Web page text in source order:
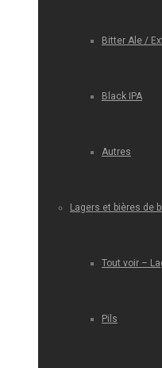
Bitter Ale /
Black IPA
Autres
Lagers et bières de
Tout voir –
Pils